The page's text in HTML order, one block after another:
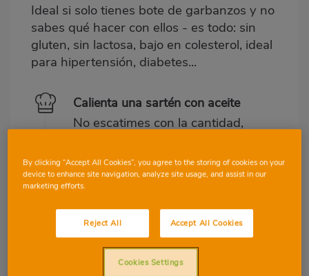
Ideal si solo tienes bote de garbanzos y no
sabes qué hacer con ellos - es todo: sin
gluten, sin lactosa, bajo en colesterol, ideal
para hipertensión, diabetes...
Calienta una sartén con aceite
No escatimes con la cantidad,
plato y la cocina griega.
ajo
Hasta que estén casi dorados y
By clicking “Accept All Cookies”, you agree to the storing of cookies on your
device to enhance site navigation, analyze site usage, and assist in our
marketing efforts.
Reject All Accept All Cookies
Cookies Settings